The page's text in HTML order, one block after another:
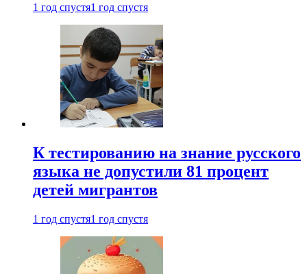
1 год спустя1 год спустя
К тестированию на знание русского
языка не допустили 81 процент
детей мигрантов
1 год спустя1 год спустя